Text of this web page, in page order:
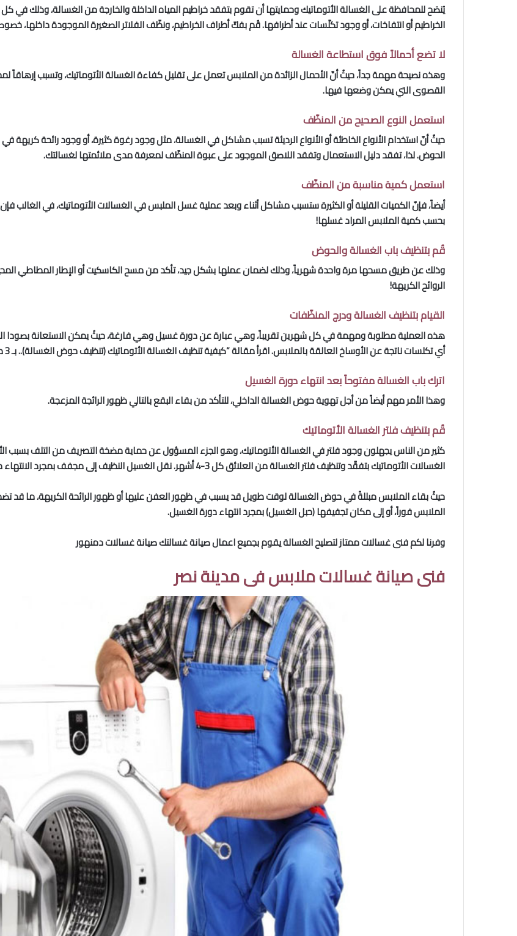
يُنصَح للمحافظة على الغسالة الأتوماتيك وحمايتها أن تقوم بتفقد خراطيم المياه الداخلة والخارجة من الغسالة، وذلك
الخراطيم أو انتفاخات، أو وجود تكلّسات عند أطرافها. قُم بفكّ أطراف الخراطيم، ونظّف الفلاتر الصغيرة الموجودة داخلها،
لا تضع أحمالاً فوق استطاعة الغسالة
وهذه نصيحة مهمة جداً، حيثُ أنّ الأحمال الزائدة من الملابس تعمل على تقليل كفاءة الغسالة الأتوماتيك، وتسبب إرهاقاً
القصوى التي يمكن وضعها فيها.
استعمل النوع الصحيح من المنظّف
حيثُ أنّ استخدام الأنواع الخاطئة أو الأنواع الرديئة تسبب مشاكل في الغسالة، مثل وجود رغوة كثيرة، أو وجود رائحة
الحوض. لذا، تفقد دليل الاستعمال وتفقد اللاصق الموجود على عبوة المنظّف لمعرفة مدى ملائمتها لغسالتك.
استعمل كمية مناسبة من المنظّف
أيضاً، فإنّ الكميات القليلة أو الكثيرة ستسبب مشاكل أثناء وبعد عملية غسل الملبس في الغسالات الأتوماتيك، في
بحسب كمية الملابس المراد غسلها!
قُم بتنظيف باب الغسالة والحوض
وذلك عن طريق مسحها مرة واحدة شهرياً، وذلك لضمان عملها بشكل جيد، تأكد من مسح الكاسكيت أو الإطار المطاطي
الروائح الكريهة!
القيام بتنظيف الغسالة ودرج المنظّفات
هذه العملية مطلوبة ومهمة في كل شهرين تقريباً، وهي عبارة عن دورة غسيل وهي فارغة، حيثُ يمكن الاستعانة بصودا الخبز
أي تكلسات ناتجة عن الأوساخ العالقة بالملابس. اقرأ مقالة “كيفية تنظيف الغسالة الأتوماتيك (تنظيف حوض الغسالة).. بـ 3 طرق مختلفة!
اترك باب الغسالة مفتوحاً بعد انتهاء دورة الغسيل
وهذا الأمر مهم أيضاً من أجل تهوية حوض الغسالة الداخلي، للتأكد من بقاء البقع بالتالي ظهور الرائجة المزعجة.
قُم بتنظيف فلتر الغسالة الأتوماتيك
كثير من الناس يجهلون وجود فلتر في الغسالة الأتوماتيك، وهو الجزء المسؤول عن حماية مضخة التصريف من التلف بسبب
الغسالات الأتوماتيك بتفقّد وتنظيف فلتر الغسالة من العلائق كل 3-4 أشهر. نقل الغسيل النظيف إلى مجفف بمجرد الانتهاء من ذلك
حيثُ بقاء الملابس مبللةً في حوض الغسالة لوقت طويل قد يسبب في ظهور العفن عليها أو ظهور الرائحة الكريهة، ما قد
الملابس فوراً، أو إلى مكان تجفيفها (حبل الغسيل) بمجرد انتهاء دورة الغسيل.
وفرنا لكم فنى غسالات ممتاز لتصليح الغسالة يقوم بجميع اعمال صيانة غسالتك صيانة غسالات دمنهور
فنى صيانة غسالات ملابس فى مدينة نصر